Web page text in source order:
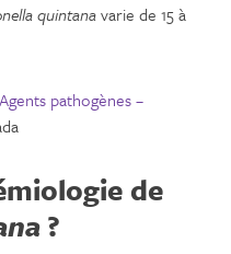
quintanavarie de 15 à
pathogènes –
de
?